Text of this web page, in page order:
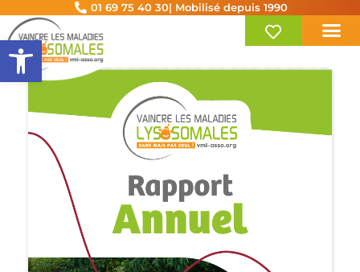
Ouvrir la barre d’outils
01 69 75 40 30| Mobilisé depuis 1990